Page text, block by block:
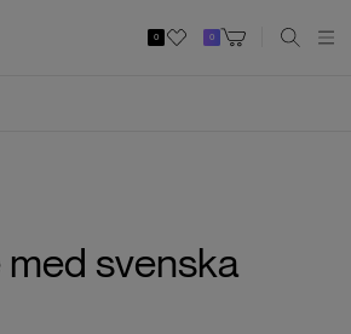
0 0
svenska